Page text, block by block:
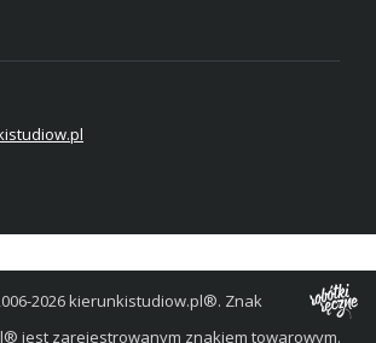
2026 kierunkistudiow.pl®. Znak
jest zarejestrowanym znakiem towarowym.